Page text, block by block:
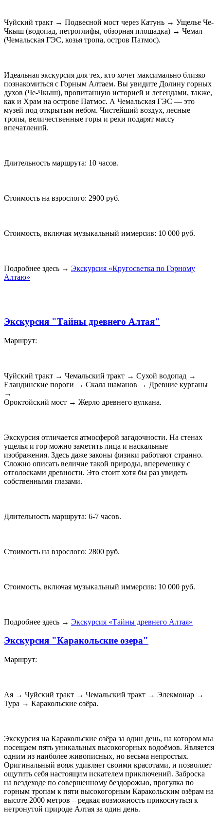
Чуйский тракт → Подвесной мост через Катунь → Ущелье Че-
Чкыш (водопад, петроглифы, обзорная площадка) → Чемал
(Чемальская ГЭС, козья тропа, остров Патмос).
Идеальная экскурсия для тех, кто хочет максимально близко
познакомиться с Горным Алтаем. Вы увидите Долину горных
духов (Че-Чкыш), пропитанную историей и легендами, также,
как и Храм на острове Патмос. А Чемальская ГЭС — это
музей под открытым небом. Чистейший воздух, лесные
тропы, величественные горы и реки подарят массу
впечатлений.
Длительность маршрута: 10 часов.
Стоимость на взрослого: 2900 руб.
Стоимость, включая музыкальный иммерсив: 10 000 руб.
Подробнее здесь → Экскурсия «Кругосветка по Горному
Алтаю»
Экскурсия "Тайны древнего Алтая"
Маршрут:
Чуйский тракт → Чемальский тракт → Сухой водопад →
Еландинские пороги → Скала шаманов → Древние курганы
→
Ороктойский мост → Жерло древнего вулкана.
Экскурсия отличается атмосферой загадочности. На стенах
ущелья и гор можно заметить лица и наскальные
изображения. Здесь даже законы физики работают странно.
Сложно описать величие такой природы, вперемешку с
отголосками древности. Это стоит хотя бы раз увидеть
собственными глазами.
Длительность маршрута: 6-7 часов.
Стоимость на взрослого: 2800 руб.
Стоимость, включая музыкальный иммерсив: 10 000 руб.
Подробнее здесь → Экскурсия «Тайны древнего Алтая»
Экскурсия "Каракольские озера"
Маршрут:
Ая → Чуйский тракт → Чемальский тракт → Элекмонар →
Тура → Каракольские озёра.
Экскурсия на Каракольские озёра за один день, на котором мы
посещаем пять уникальных высокогорных водоёмов. Является
одним из наиболее живописных, но весьма непростых.
Оригинальный вояж удивляет своими красотами, и позволяет
ощутить себя настоящим искателем приключений. Заброска
на вездеходе по совершенному бездорожью, прогулка по
горным тропам к пяти высокогорным Каракольским озёрам на
высоте 2000 метров – редкая возможность прикоснуться к
нетронутой природе Алтая за один день.